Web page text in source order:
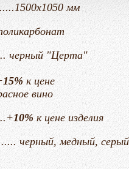
мм
черный "Церта"
15%к цене
вино
10%к цене изделия
черный, медный, серый